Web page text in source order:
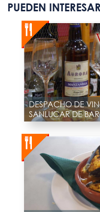
PUEDEN INTERESAR
DESPACHO DE
SANLUCAR DE